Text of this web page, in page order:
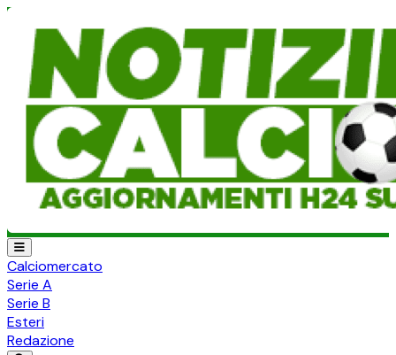
Calciomercato
Serie A
Serie B
Esteri
Redazione